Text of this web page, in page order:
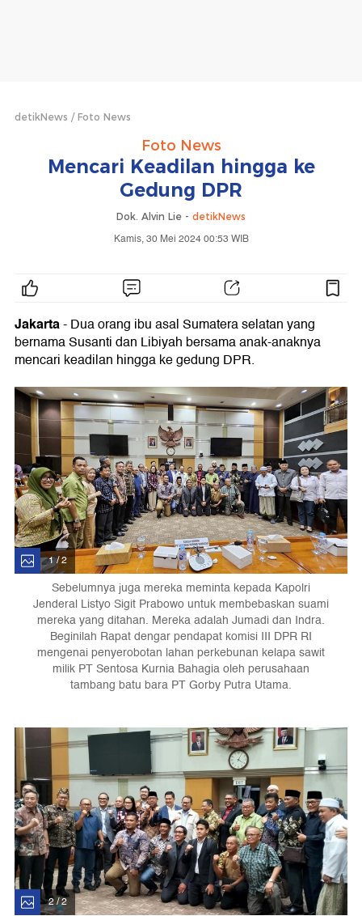
detikNews Foto News
Foto News
Mencari Keadilan hingga ke
Gedung DPR
Dok. Alvin Lie - detikNews
Kamis, 30 Mei 2024 00:53 WIB
Jakarta- Dua orang ibu asal Sumatera selatan yang
bernama Susanti dan Libiyah bersama anak-anaknya
mencari keadilan hingga ke gedung DPR.
1 / 2
Sebelumnya juga mereka meminta kepada Kapolri
Jenderal Listyo Sigit Prabowo untuk membebaskan suami
mereka yang ditahan. Mereka adalah Jumadi dan Indra.
Beginilah Rapat dengar pendapat komisi III DPR RI
mengenai penyerobotan lahan perkebunan kelapa sawit
milik PT Sentosa Kurnia Bahagia oleh perusahaan
tambang batu bara PT Gorby Putra Utama.
2 / 2